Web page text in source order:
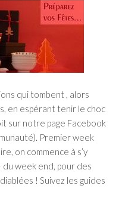
qui tombent , alors
en espérant tenir le choc
sur notre page Facebook
Premier week
on commence à s’y
week end, pour des
! Suivez les guides